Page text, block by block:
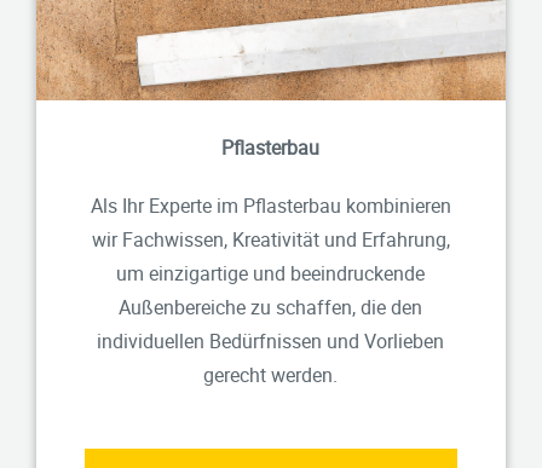
Pflasterbau
Als Ihr Experte im Pflasterbau kombinieren
wir Fachwissen, Kreativität und Erfahrung,
um einzigartige und beeindruckende
Außenbereiche zu schaffen, die den
individuellen Bedürfnissen und Vorlieben
gerecht werden.